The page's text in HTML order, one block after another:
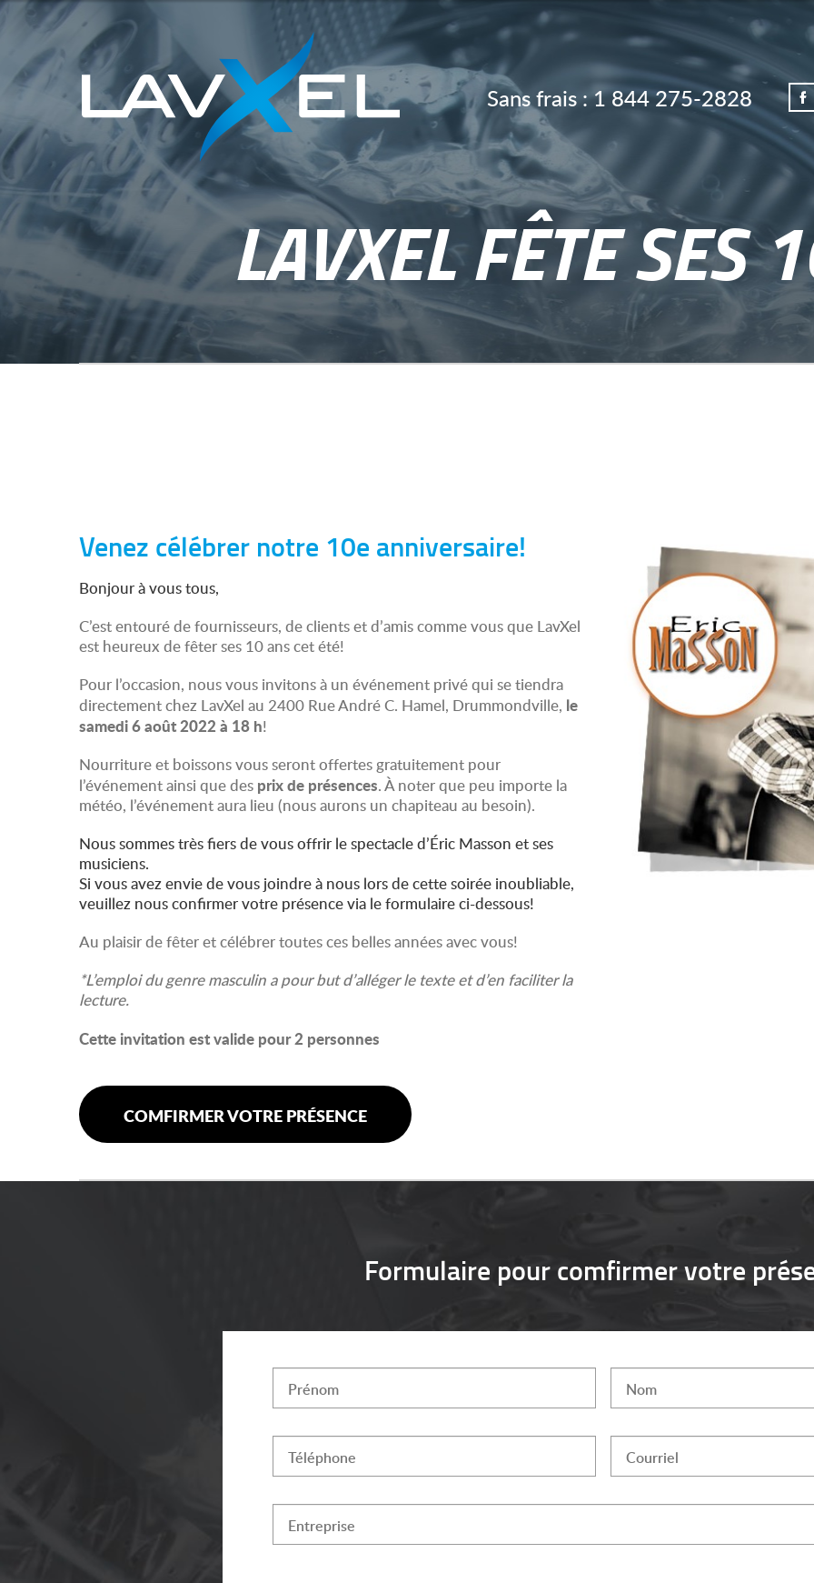
Sans frais :1 844 275-2828
LAVXEL FÊTE SES
Venez célébrer notre 10e anniversaire!
Bonjour à vous tous,
C’est entouré de fournisseurs, de clients et d’amis comme vous que LavXel
est heureux de fêter ses 10 ans cet été!
Pour l’occasion, nous vous invitons à un événement privé qui se tiendra
directement chez LavXel au 2400 Rue André C. Hamel, Drummondville, le
samedi 6 août 2022 à 18 h!
Nourriture et boissons vous seront offertes gratuitement pour
l’événement ainsi que des prix de présences. À noter que peu importe la
météo, l’événement aura lieu (nous aurons un chapiteau au besoin).
Nous sommes très fiers de vous offrir le spectacle d’Éric Masson et ses
musiciens.
Si vous avez envie de vous joindre à nous lors de cette soirée inoubliable,
veuillez nous confirmer votre présence via le formulaire ci-dessous!
Au plaisir de fêter et célébrer toutes ces belles années avec vous!
*L’emploi du genre masculin a pour but d’alléger le texte et d’en faciliter la
lecture.
Cette invitation est valide pour 2 personnes
COMFIRMER VOTRE PRÉSENCE
Formulaire pour comfirmer votre
Prénom Nom
Téléphone Courriel
Entreprise